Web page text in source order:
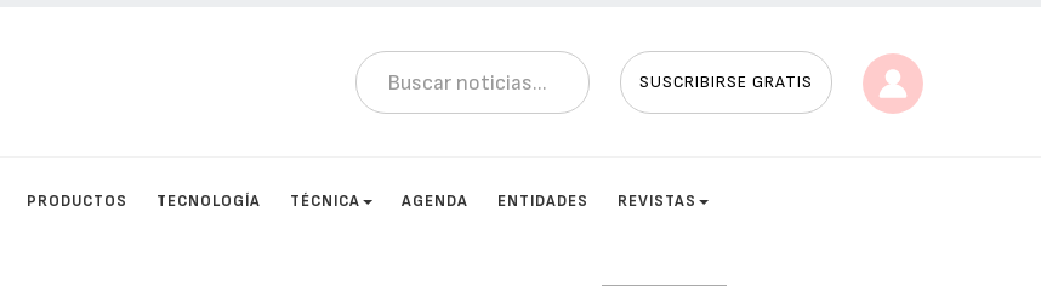
SUSCRIBIRSE GRATIS
PRODUCTOS TECNOLOGÍA TÉCNICA AGENDA ENTIDADES REVISTAS